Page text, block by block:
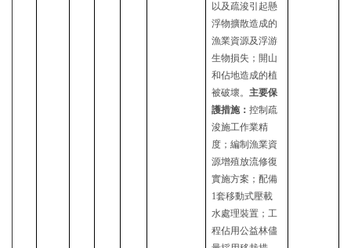
以及疏浚引起懸
浮物擴散造成的
漁業資源及浮游
生物損失 ； 開山
和佔地造成的植
被破壞。主要保
護措施：控制疏
浚施工作業精
度；編制漁業資
源增殖放流修復
實施方案；配備
1套移動式壓載
水處理裝置；工
程佔用公益林儘